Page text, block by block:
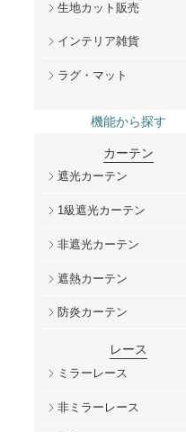
生地カット販売
インテリア雑貨
ラグ・マット
機能から探す
カーテン
遮光カーテン
1級遮光カーテン
非遮光カーテン
遮熱カーテン
防炎カーテン
レース
ミラーレース
非ミラーレース